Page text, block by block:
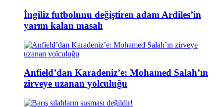
İngiliz futbolunu değiştiren adam Ardiles’in
yarım kalan masalı
Anfield’dan Karadeniz’e: Mohamed Salah’ın
zirveye uzanan yolculuğu